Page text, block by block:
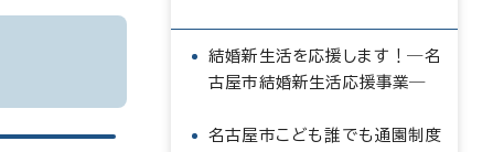
結婚新生活を応援します！―名
古屋市結婚新生活応援事業―
名古屋市こども誰でも通園制度